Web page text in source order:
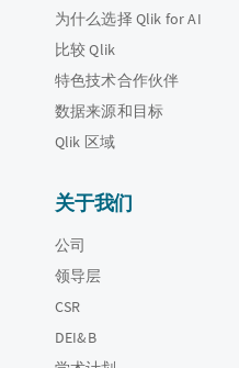
为什么选择 Qlik for AI
比较 Qlik
特色技术合作伙伴
数据来源和目标
Qlik 区域
关于我们
公司
领导层
CSR
DEI&B